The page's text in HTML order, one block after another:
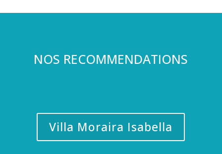
NOS RECOMMENDATIONS
Villa Moraira Isabella